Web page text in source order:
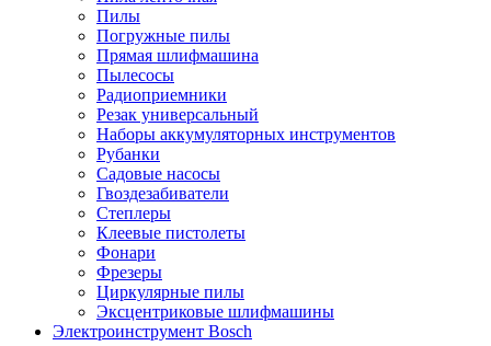
Пилы
Погружные пилы
Прямая шлифмашина
Пылесосы
Радиоприемники
Резак универсальный
Наборы аккумуляторных инструментов
Рубанки
Садовые насосы
Гвоздезабиватели
Степлеры
Клеевые пистолеты
Фонари
Фрезеры
Циркулярные пилы
Эксцентриковые шлифмашины
Электроинструмент Bosch